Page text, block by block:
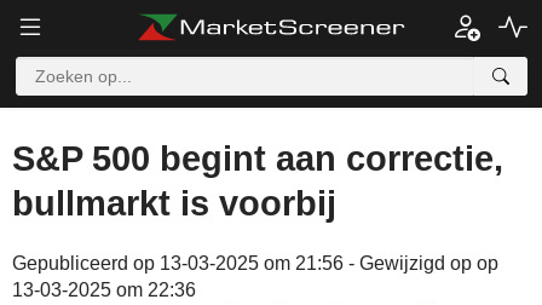
S&P 500 begint aan correctie,
bullmarkt is voorbij
Gepubliceerd op 13-03-2025 om 21:56 - Gewijzigd op op
13-03-2025 om 22:36